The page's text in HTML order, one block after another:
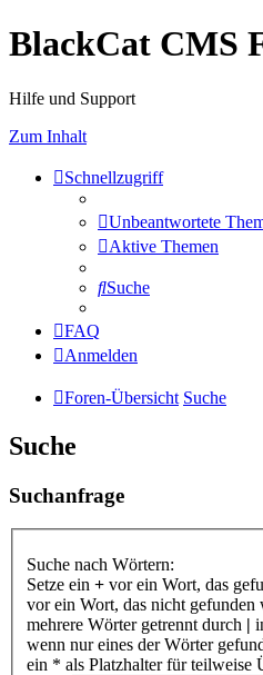
BlackCat CMS
Hilfe und Support
Zum Inhalt
Schnellzugriff
Unbeantwortete
Aktive Themen
Suche
FAQ
Anmelden
Foren-Übersicht Suche
Suche
Suchanfrage
Suche nach Wörtern:
Setze ein + vor ein Wort, das
vor ein Wort, das nicht gefunden
mehrere Wörter getrennt durch |
wenn nur eines der Wörter
ein * als Platzhalter für teilweise